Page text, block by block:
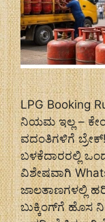
LPG Booking
ನಿಯಮ ಇಲ್ಲ –
ವದಂತಿಗಳಿಗೆ ಬ್ರೇಕ್!
ಬಳಕೆದಾರರಲ್ಲಿ
ವಿಶೇಷವಾಗಿ
ಜಾಲತಾಣಗಳಲ್ಲಿ
ಬುಕ್ಕಿಂಗ್‌ಗೆ ಹೊಸ